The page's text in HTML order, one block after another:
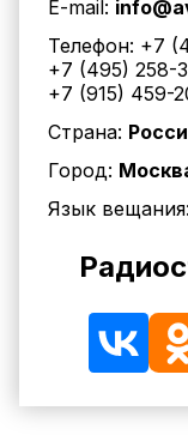
E-mail:
Телефон: +7
+7 (495) 258-
+7 (915) 459-
Страна:
Город:
Язык вещания: